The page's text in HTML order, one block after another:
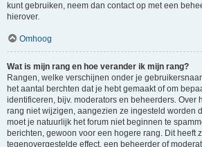
kunt gebruiken, neem dan contact op met een
hierover.
Omhoog
Wat is mijn rang en hoe verander ik mijn rang?
Rangen, welke verschijnen onder je
het aantal berchten dat je hebt gemaakt of om
identificeren, bijv. moderators en beheerders. Over
rang niet wijzigen, aangezien ze ingesteld worden
moet je natuurlijk het forum niet beginnen te
berichten, gewoon voor een hogere rang. Dit heeft
tegenovergestelde effect, een beheerder of